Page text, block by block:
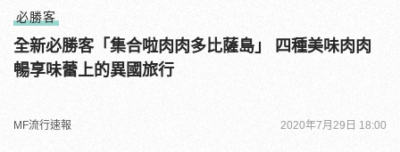
必勝客
全新必勝客「集合啦肉肉多比薩島」 四種美味肉肉
暢享味蕾上的異國旅行
MF流行速報 2020年7月29日 18:00